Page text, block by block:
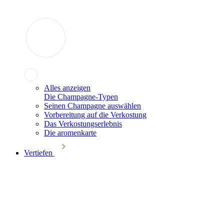
Alles anzeigen
Die Champagne-Typen
Seinen Champagne auswählen
Vorbereitung auf die Verkostung
Das Verkostungserlebnis
Die aromenkarte
Vertiefen